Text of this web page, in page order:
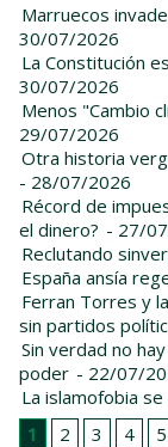
Marruecos
30/07/2026
La Constitución
30/07/2026
Menos "Cambio
29/07/2026
Otra historia
- 28/07/2026
Récord de
el dinero? - 27/
Reclutando
España ansía
Ferran Torres y
sin partidos
Sin verdad no
poder - 22/07/
La islamofobia
1
2 3 4 5